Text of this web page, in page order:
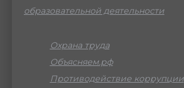
образовательной деятельности
Охрана труда
Объясняем.рф
Противодействие коррупции